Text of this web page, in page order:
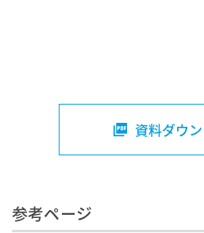
資料ダウ
参考ページ